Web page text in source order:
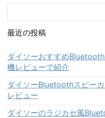
最近の投稿
ダイソーおすすめ
機レビューで紹介
ダイソーBluetoothスピー
レビュー
ダイソーのラジカセ風